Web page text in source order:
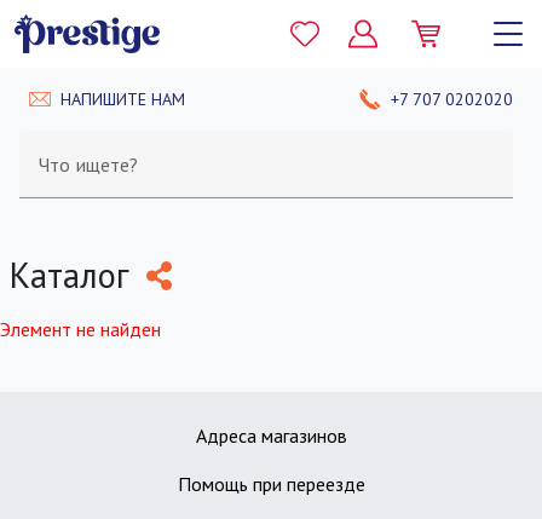
НАПИШИТЕ НАМ +7 707 0202020
Что ищете?
Каталог
Элемент не найден
Адреса магазинов
Помощь при переезде